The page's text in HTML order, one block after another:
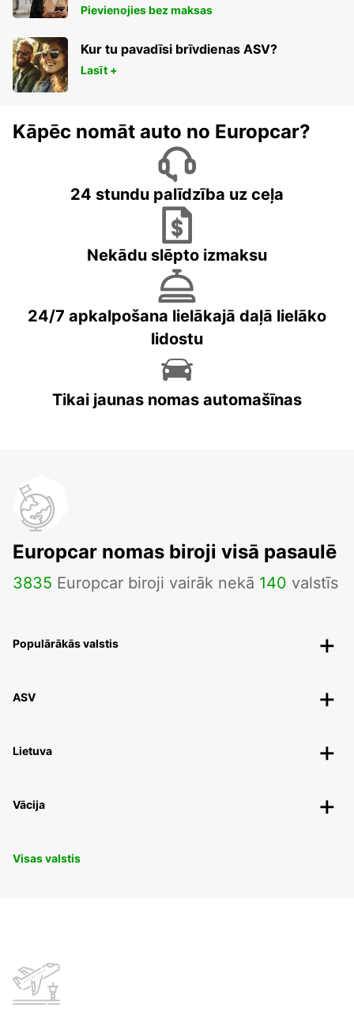
Pievienojies bez maksas
Kur tu pavadīsi brīvdienas ASV?
Lasīt +
Kāpēc nomāt auto no Europcar?
24 stundu palīdzība uz ceļa
Nekādu slēpto izmaksu
24/7 apkalpošana lielākajā daļā lielāko
lidostu
Tikai jaunas nomas automašīnas
Europcar nomas biroji visā pasaulē
3835 Europcar biroji vairāk nekā 140 valstīs
Populārākās valstis
ASV
Lietuva
Vācija
Visas valstis